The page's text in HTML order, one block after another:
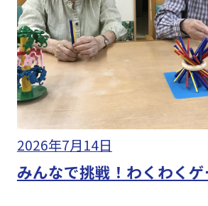
2026年7月14日
みんなで挑戦！わくわく